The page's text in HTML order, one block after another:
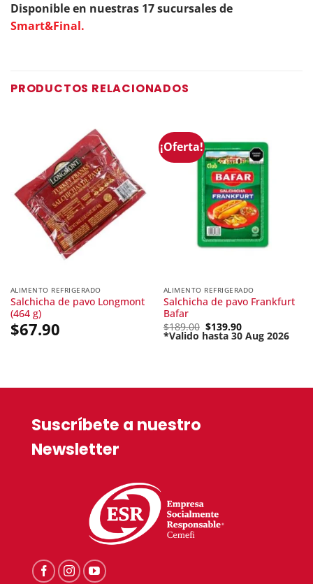
Disponible en nuestras 17 sucursales de
Smart&Final.
PRODUCTOS RELACIONADOS
ALIMENTO REFRIGERADO
Salchicha de pavo Longmont
(464 g)
$67.90
¡Oferta!
ALIMENTO REFRIGERADO
Salchicha de pavo Frankfurt
Bafar
$189.00 Original
price
was:
$139.90
*Valido hasta 30 Aug 2026
Current
Suscríbete a nuestro
Newsletter